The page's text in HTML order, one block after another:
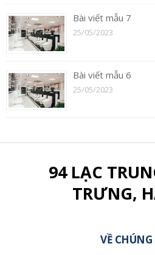
Bài viết mẫu 7
25/05/2023
Bài viết mẫu 6
25/05/2023
94 LẠC
TRƯNG,
VỀ